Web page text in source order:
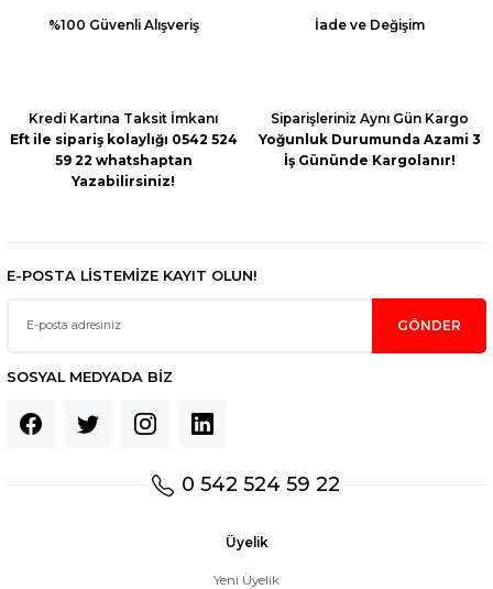
Ürün bilgilerinde hatalar bulunuyor.
%100 Güvenli Alışveriş İade ve Değişim
Kredi Kartına Taksit İmkanı
Eft ile sipariş kolaylığı 0542 524
59 22 whatshaptan
Yazabilirsiniz!
Siparişleriniz Aynı Gün Kargo
Yoğunluk Durumunda Azami 3
İş Gününde Kargolanır!
E-POSTA LİSTEMİZE KAYIT OLUN!
GÖNDER
SOSYAL MEDYADA BİZ
0 542 524 59 22
Üyelik
Yeni Üyelik